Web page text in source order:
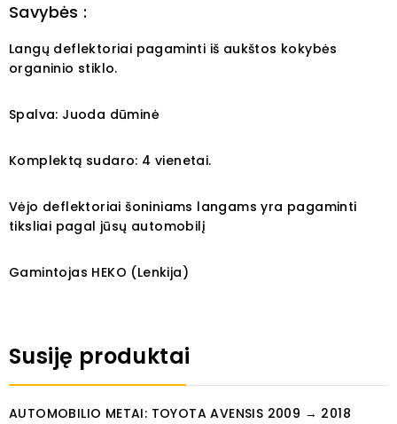
Savybės :
Langų deflektoriai pagaminti iš aukštos kokybės
organinio stiklo.
Spalva: Juoda dūminė
Komplektą sudaro: 4 vienetai.
Vėjo deflektoriai šoniniams langams yra pagaminti
tiksliai pagal jūsų automobilį
Gamintojas HEKO (Lenkija)
Susiję produktai
AUTOMOBILIO METAI: TOYOTA AVENSIS 2009 → 2018